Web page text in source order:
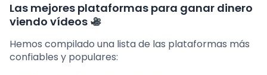
Las mejores plataformas para ganar dinero
viendo vídeos
Hemos compilado una lista de las plataformas más
confiables y populares: